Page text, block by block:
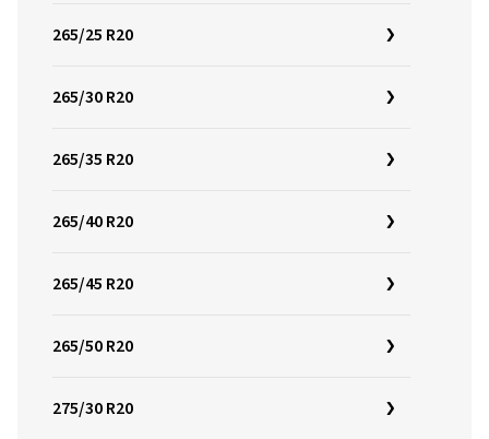
265/25 R20
265/30 R20
265/35 R20
265/40 R20
265/45 R20
265/50 R20
275/30 R20